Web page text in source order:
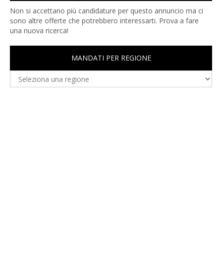
Non si accettano più candidature per questo annuncio ma ci
sono altre offerte che potrebbero interessarti. Prova a fare
una nuova ricerca!
MANDATI PER REGIONE